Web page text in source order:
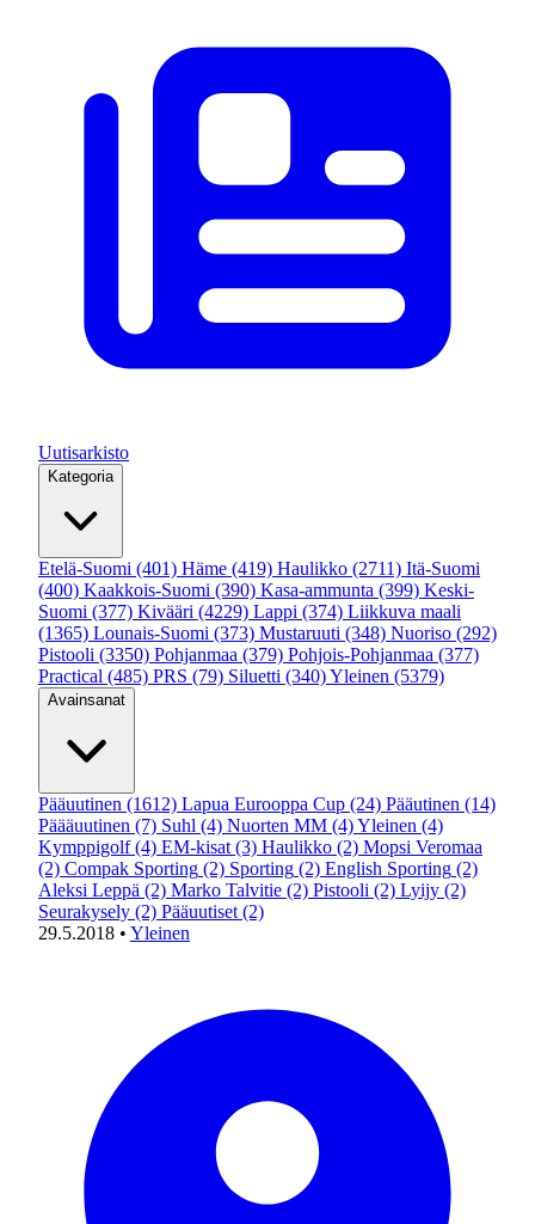
Uutisarkisto
Kategoria
Etelä-Suomi (401) Häme (419) Haulikko (2711) Itä-Suomi
(400) Kaakkois-Suomi (390) Kasa-ammunta (399) Keski-
Suomi (377) Kivääri (4229) Lappi (374) Liikkuva maali
(1365) Lounais-Suomi (373) Mustaruuti (348) Nuoriso (292)
Pistooli (3350) Pohjanmaa (379) Pohjois-Pohjanmaa (377)
Practical (485) PRS (79) Siluetti (340)Yleinen (5379)
Avainsanat
Pääuutinen (1612) Lapua Eurooppa Cup (24) Pääutinen (14)
Päääuutinen (7) Suhl (4) Nuorten MM (4)Yleinen (4)
Kymppigolf (4) EM-kisat (3) Haulikko (2) Mopsi Veromaa
(2) Compak Sporting (2) Sporting (2) English Sporting (2)
Aleksi Leppä (2) Marko Talvitie (2) Pistooli (2) Lyijy (2)
Seurakysely (2) Pääuutiset (2)
29.5.2018 • Yleinen